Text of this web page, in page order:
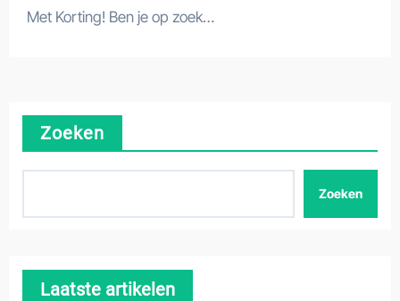
Met Korting! Ben je op zoek…
Zoeken
Zoeken
Laatste artikelen